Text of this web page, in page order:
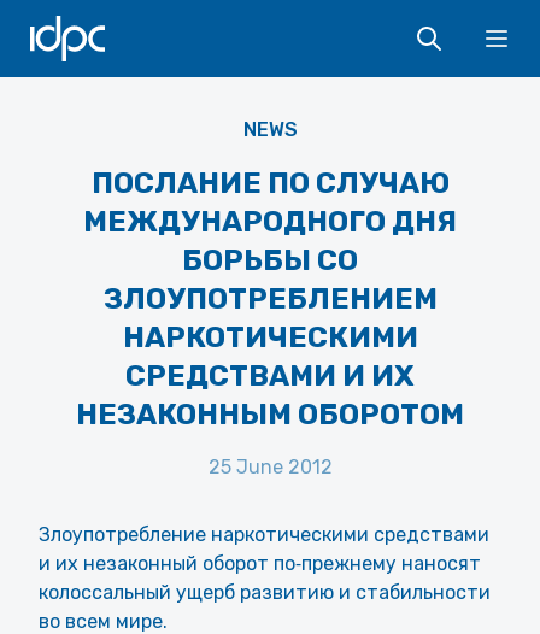
IDPC
NEWS
ПОСЛАНИЕ ПО СЛУЧАЮ
МЕЖДУНАРОДНОГО ДНЯ
БОРЬБЫ СО
ЗЛОУПОТРЕБЛЕНИЕМ
НАРКОТИЧЕСКИМИ
СРЕДСТВАМИ И ИХ
НЕЗАКОННЫМ ОБОРОТОМ
25 June 2012
Злоупотребление наркотическими средствами
и их незаконный оборот по‑прежнему наносят
колоссальный ущерб развитию и стабильности
во всем мире.